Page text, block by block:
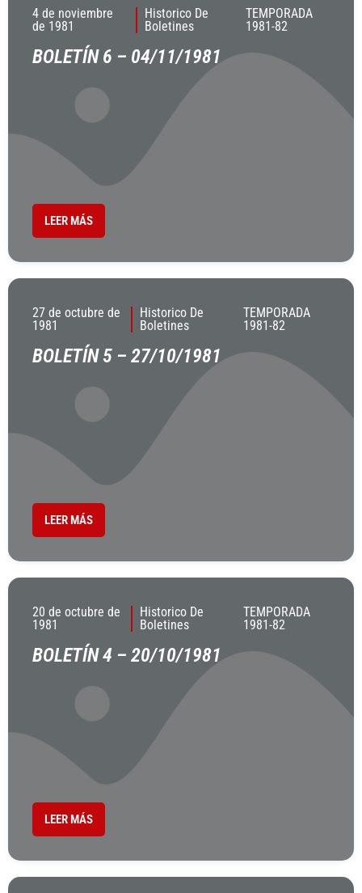
4 de noviembre
de 1981
Historico De
Boletines
TEMPORADA
1981-82
BOLETÍN 6 – 04/11/1981
LEER MÁS
27 de octubre de
1981
Historico De
Boletines
TEMPORADA
1981-82
BOLETÍN 5 – 27/10/1981
LEER MÁS
20 de octubre de
1981
Historico De
Boletines
TEMPORADA
1981-82
BOLETÍN 4 – 20/10/1981
LEER MÁS